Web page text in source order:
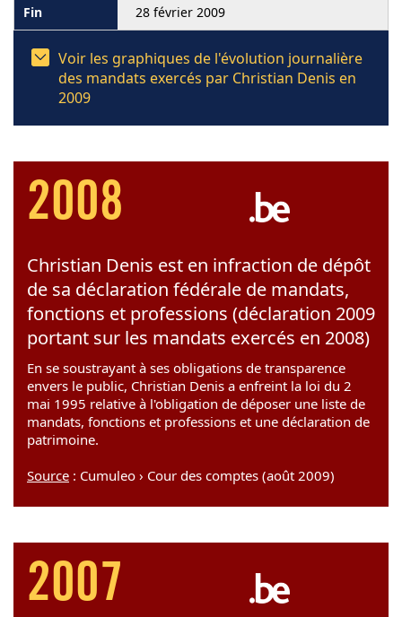
28 février 2009
Voir les graphiques de l'évolution journalière
des mandats exercés par Christian Denis en
2009
2008
Christian Denis est en infraction de dépôt
de sa déclaration fédérale de mandats,
fonctions et professions (déclaration 2009
portant sur les mandats exercés en 2008)
En se soustrayant à ses obligations de transparence
envers le public, Christian Denis a enfreint la loi du 2
mai 1995 relative à l'obligation de déposer une liste de
mandats, fonctions et professions et une déclaration de
patrimoine.
Source : Cumuleo › Cour des comptes (août 2009)
2007